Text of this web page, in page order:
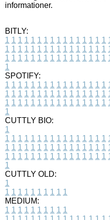
informationer.
BITLY:
1 1 1 1 1 1 1 1 1 1 1 1 1 1 1 1
1 1 1 1 1 1 1 1 1 1 1 1 1 1 1 1
1 1 1 1 1 1 1 1 1 1 1 1 1 1 1 1
1
SPOTIFY:
1 1 1 1 1 1 1 1 1 1 1 1 1 1 1 1
1 1 1 1 1 1 1 1 1 1 1 1 1 1 1 1
1 1 1 1 1 1 1 1 1 1 1 1 1 1 1 1
1
CUTTLY BIO:
1
1 1 1 1 1 1 1 1 1 1 1 1 1 1 1 1
1 1 1 1 1 1 1 1 1 1 1 1 1 1 1 1
1 1 1 1 1 1 1 1 1 1 1 1 1 1 1 1
1
CUTTLY OLD:
1
1 1 1 1 1 1 1 1 1 1
MEDIUM:
1 1 1 1 1 1 1 1 1 1